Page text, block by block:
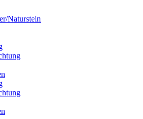
Naturstein